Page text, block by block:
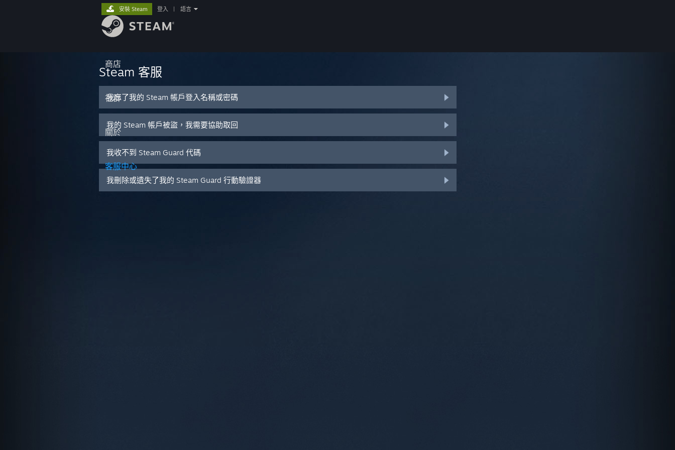
商店
社群
關於
客服中心
安裝 Steam 登入 語言
Steam 客服
我忘了我的 Steam 帳戶登入名稱或密碼
我的 Steam 帳戶被盜，我需要協助取回
我收不到 Steam Guard 代碼
我刪除或遺失了我的 Steam Guard 行動驗證器